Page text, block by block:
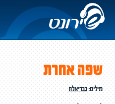
שפה אחרת
מילים:גבריאלה